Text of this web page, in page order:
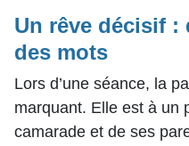
Un rêve décisif :
des mots
Lors d’une séance, la
marquant. Elle est à un
camarade et de ses